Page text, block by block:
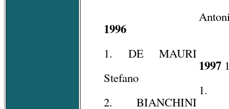
1996
1. DE MAURI
Stefano
2. BIANCHINI
1997
1.